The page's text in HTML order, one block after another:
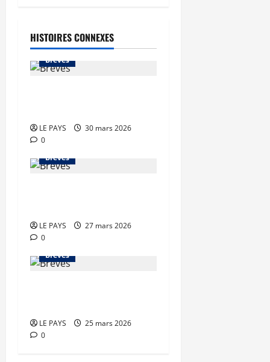
HISTOIRES CONNEXES
Brèves
LE PAYS
30 mars 2026
0
Brèves
LE PAYS
27 mars 2026
0
Brèves
LE PAYS
25 mars 2026
0